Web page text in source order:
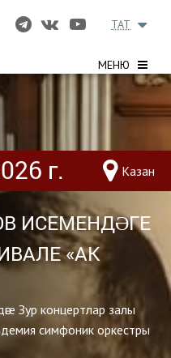
МЕНЮ
TAT
г. Казан
ИСЕМЕНДӘГЕ
«АК
Зур концертлар залы
симфоник оркестры